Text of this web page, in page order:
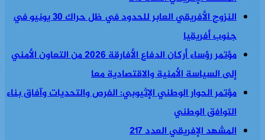
النزوح الأفريقي العابر للحدود في ظل حراك 30 يونيو في
جنوب أفريقيا
مؤتمر رؤساء أركان الدفاع الأفارقة 2026 من التعاون الأمني
إلى السياسة الأمنية والاقتصادية معا
مؤتمر الحوار الوطني الإثيوبي: الفرص والتحديات وآفاق بناء
التوافق الوطني
المشهد الإفريقي العدد 217